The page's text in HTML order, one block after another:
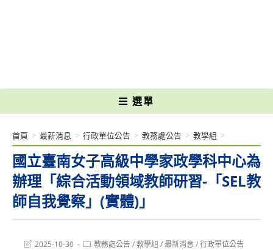
選單
國立臺南女子高級中學家政學科中心為
辦理「綜合活動領域教師研習-「SEL教
師自我覺察」(實體)」
首頁 > 最新消息 > 行政單位公告 > 教務處公告 > 教學組 >
Post2025-10-30
Post教務處公告/教學組 /最新消息 /行政單位公告